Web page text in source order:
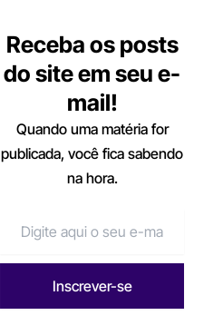
Receba os posts
do site em seu e-
mail!
Quando uma matéria for
publicada, você fica sabendo
na hora.
Inscrever-se